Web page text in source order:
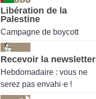
Libération de la
Palestine
Campagne de boycott
Recevoir la newsletter
Hebdomadaire : vous ne
serez pas envahi·e !